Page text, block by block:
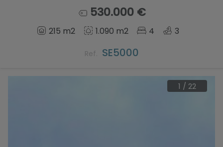
530.000 €
215 m2 1.090 m2 4 3
Ref. SE5000
1 / 22